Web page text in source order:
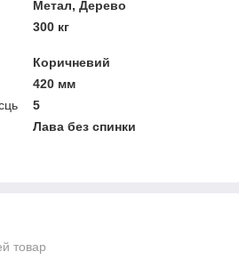
Метал, Дерево
300 кг
Коричневий
420 мм
5
Лава без спинки
товар